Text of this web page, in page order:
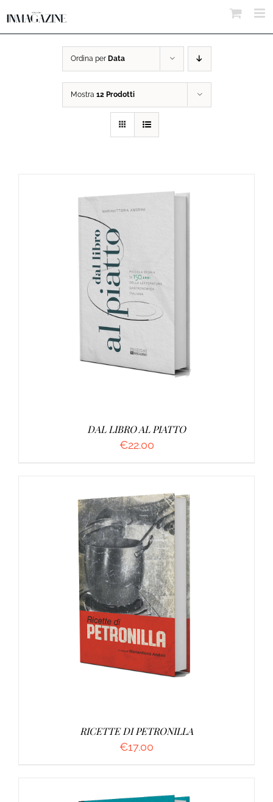
Ordina per Data
Mostra 12 Prodotti
AGGIUNGI AL CARRELLO
DAL LIBRO AL PIATTO
€22.00
DETTAGLI
RICETTE DI PETRONILLA
€17.00